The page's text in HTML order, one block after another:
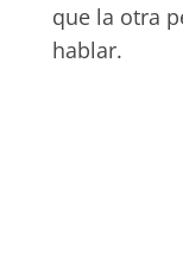
que la otra
hablar.